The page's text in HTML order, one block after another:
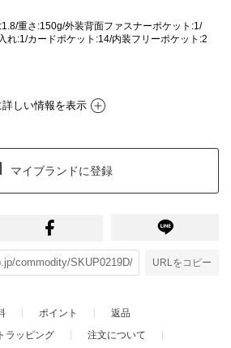
重さ:150g/外装背面ファスナーポケット:1/
れ:1/カードポケット:14/内装フリーポケット:2
詳しい情報を表示
マイブランドに登録
URLをコピー
ポイント
返品
ラッピング 注文について